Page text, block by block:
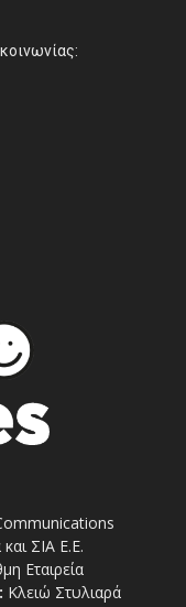
ΣΙΑ Ε.Ε.
Εταιρεία
Κλειώ Στυλιαρά